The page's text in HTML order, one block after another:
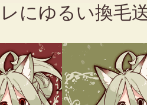
にゆるい換毛